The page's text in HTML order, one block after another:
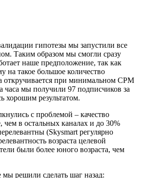
гипотезы мы запустили все
Таким образом мы смогли сразу
наше предположение, так как
на такое большое количество
откручивается при минимальном CPM
часа мы получили 97 подписчиков за
хорошим результатом.
с проблемой – качество
в остальных каналах и до 30%
(Skysmart регулярно
возраста целевой
были более юного возраста, чем
решили сделать шаг назад: